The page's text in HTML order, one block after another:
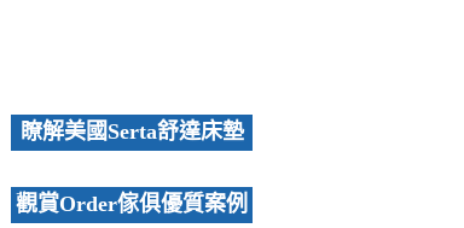
瞭解美國Serta舒達床墊
觀賞Order傢俱優質案例